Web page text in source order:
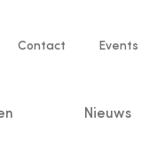
Service
Contact Events
Nieuws